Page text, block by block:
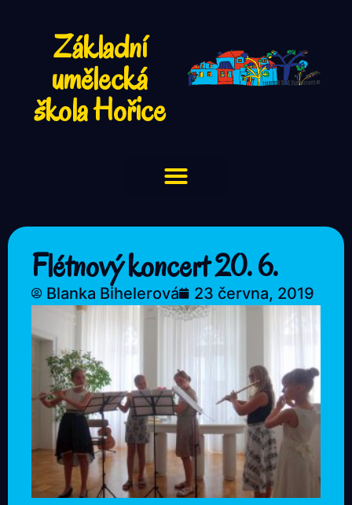
Základní
umělecká
škola Hořice
Flétnový koncert 20. 6.
Blanka Bihelerová 23 června, 2019